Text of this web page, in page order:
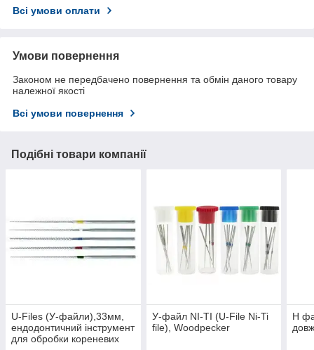
Всі умови оплати
Умови повернення
Законом не передбачено повернення та обмін даного товару
належної якості
Всі умови повернення
Подібні товари компанії
U-Files (У-файли),33мм,
ендодонтичний інструмент
для обробки кореневих
У-файл NI-TI (U-File Ni-Ti
file), Woodpecker
Н